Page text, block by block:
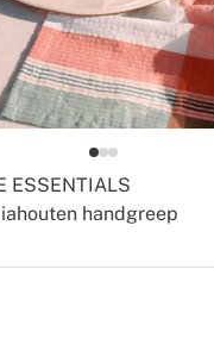
handgreep
ESSENTIALS